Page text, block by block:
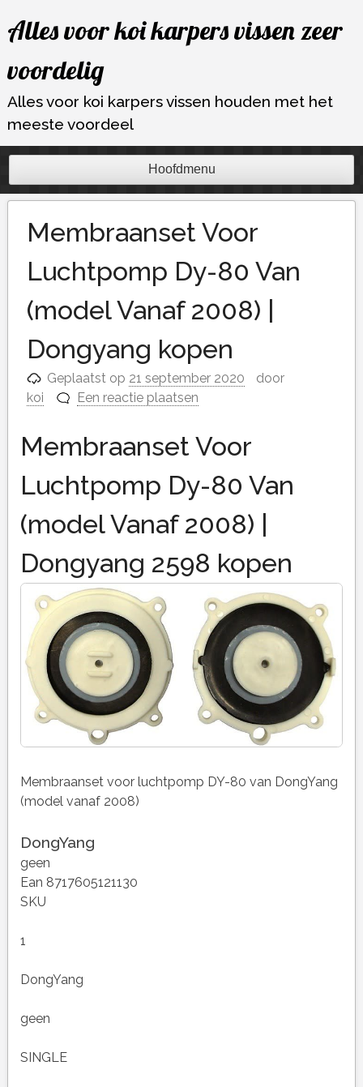
naar
inhoud
Alles voor koi karpers vissen zeer
voordelig
Alles voor koi karpers vissen houden met het
meeste voordeel
Hoofdmenu
Membraanset Voor
Luchtpomp Dy-80 Van
(model Vanaf 2008) |
Dongyang kopen
Geplaatst op 21 september 2020
door
koi
Een reactie plaatsen
Membraanset Voor
Luchtpomp Dy-80 Van
(model Vanaf 2008) |
Dongyang 2598 kopen
Membraanset voor luchtpomp DY-80 van DongYang
(model vanaf 2008)
DongYang
geen
Ean 8717605121130
SKU
1
DongYang
geen
SINGLE